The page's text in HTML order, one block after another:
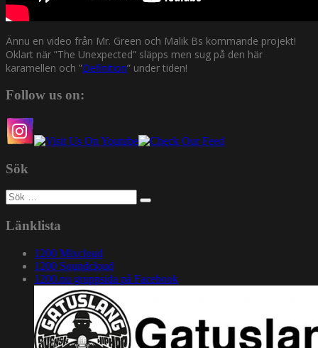
Ännu en video från Mr. Green och Malik Bs kommande projekt!
Oklart när ”The Unexpected” släpps men sug på den här
karamellen och ”Definition” under tiden!
Follow us on:
Sök
Sök
efter:
Länklista
1200 Mixcloud
1200 Soundcloud
1200.nu gruppsida på Facebook